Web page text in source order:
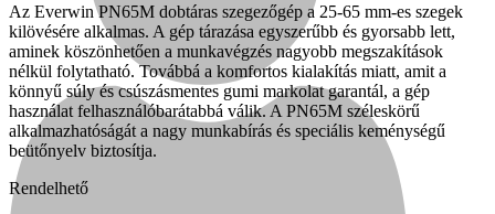
Az Everwin PN65M dobtáras szegezőgép a 25-65 mm-es szegek
kilövésére alkalmas. A gép tárazása egyszerűbb és gyorsabb lett,
aminek köszönhetően a munkavégzés nagyobb megszakítások
nélkül folytatható. Továbbá a komfortos kialakítás miatt, amit a
könnyű súly és csúszásmentes gumi markolat garantál, a gép
használat felhasználóbarátabbá válik. A PN65M széleskörű
alkalmazhatóságát a nagy munkabírás és speciális keménységű
beütőnyelv biztosítja.
Rendelhető